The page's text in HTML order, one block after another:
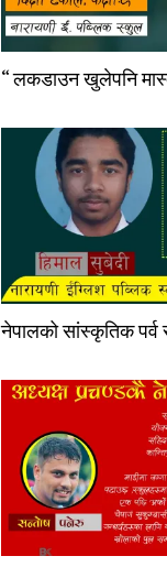
“ लकडाउन खुलेपनि
नेपालको सांस्कृतिक पर्व